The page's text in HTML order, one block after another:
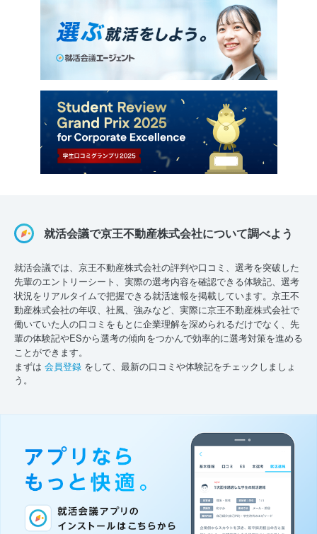
就活会議で京王不動産株式会社について調べよう
就活会議では、京王不動産株式会社の評判や口コミ、選考を突破した
先輩のエントリーシート、実際の選考内容を確認できる体験記、選考
状況をリアルタイムで把握できる就活速報を掲載しています。京王不
動産株式会社の年収、社風、強みなど、実際に京王不動産株式会社で
働いていた人の口コミをもとに企業理解を深められるだけでなく、先
輩の体験記やESから選考の傾向をつかんで効率的に選考対策を進める
ことができます。
まずは 会員登録 をして、最新の口コミや体験記をチェックしましょ
う。